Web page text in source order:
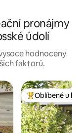
pronájmy
údolí
hodnoceny
faktorů.
Nejlepší v
Oblíbené u